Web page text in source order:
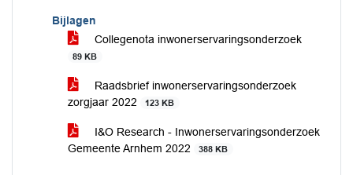
Bijlagen
Collegenota inwonerservaringsonderzoek
89 KB
Raadsbrief inwonerservaringsonderzoek
zorgjaar 2022
123 KB
I&O Research - Inwonerservaringsonderzoek
Gemeente Arnhem 2022
388 KB